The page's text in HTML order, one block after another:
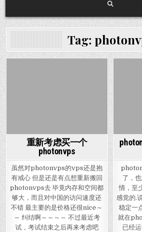
Tag:
重新考虑买一个
photonvps
虽然对photonvps的vps还是抱
有戒心 但是还是有点想重新搬回
photonvps去 毕竟内存和空间都
够大，而且对中国的访问速度还
不错 最主要的是价格还很nice～
～ 纠结啊～～～～ 不过最近考
试，考试结束之后再来考虑吧
了，
情，至
感觉的.
稳定一
就在
已经